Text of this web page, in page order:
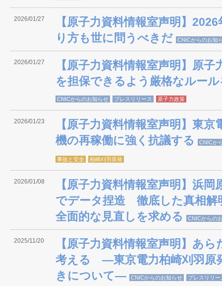
2026/01/27
【原子力資料情報室声明】
り方も世に問うべきだ
CNICからのお知
2026/01/27
【原子力資料情報室声明】原
を担保できるよう厳格なルー
CNICからのお知らせ プレスリリース 原子力政策
2026/01/23
【原子力資料情報室声明】東
機の再稼働に強く抗議する
CNICか
事故と安全 柏崎刈羽原発
2026/01/08
【原子力資料情報室声明】浜
でデータ捏造 徹底した真相解
全面的な見直しを求める
CNICからの
2025/11/20
【原子力資料情報室声明】あ
考える ―東京電力柏崎刈羽原
きについて―
CNICからのお知らせ プレスリリー